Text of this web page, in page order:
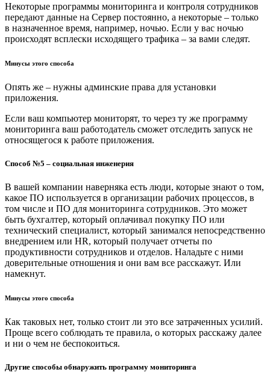
Некоторые программы мониторинга и контроля сотрудников
передают данные на Сервер постоянно, а некоторые – только
в назначенное время, например, ночью. Если у вас ночью
происходят всплески исходящего трафика – за вами следят.
Минусы этого способа
Опять же – нужны админские права для установки
приложения.
Если ваш компьютер мониторят, то через ту же программу
мониторинга ваш работодатель сможет отследить запуск не
относящегося к работе приложения.
Способ №5 – социальная инженерия
В вашей компании наверняка есть люди, которые знают о том,
какое ПО используется в организации рабочих процессов, в
том числе и ПО для мониторинга сотрудников. Это может
быть бухгалтер, который оплачивал покупку ПО или
технический специалист, который занимался непосредственно
внедрением или HR, который получает отчеты по
продуктивности сотрудников и отделов. Наладьте с ними
доверительные отношения и они вам все расскажут. Или
намекнут.
Минусы этого способа
Как таковых нет, только стоит ли это все затраченных усилий.
Проще всего соблюдать те правила, о которых расскажу далее
и ни о чем не беспокоиться.
Другие способы обнаружить программу мониторинга